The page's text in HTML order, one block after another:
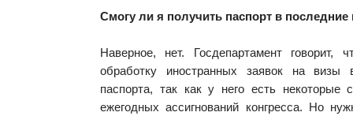
Смогу ли я получить паспорт в
Наверное, нет. Госдепартамент говорит,
обработку иностранных заявок на
паспорта, так как у него есть некоторые
ежегодных ассигнований конгресса. Но